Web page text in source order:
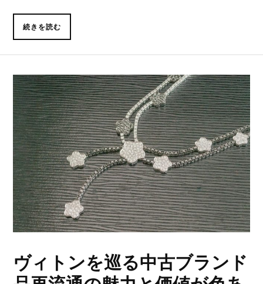
続きを読む
ヴィトンを巡る中古ブランド